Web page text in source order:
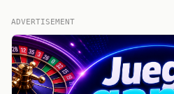
ADVERTISEMENT